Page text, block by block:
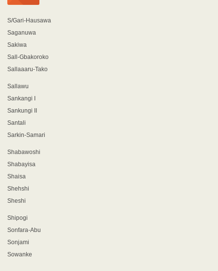
S/Gari-Hausawa
Saganuwa
Sakiwa
Sall-Gbakoroko
Sallaaaru-Tako
Sallawu
Sankangi I
Sankungi II
Santali
Sarkin-Samari
Shabawoshi
Shabayisa
Shaisa
Shehshi
Sheshi
Shipogi
Sonfara-Abu
Sonjami
Sowanke